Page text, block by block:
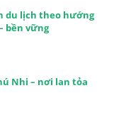
du lịch theo hướng
bền vững
Nhi – nơi lan tỏa